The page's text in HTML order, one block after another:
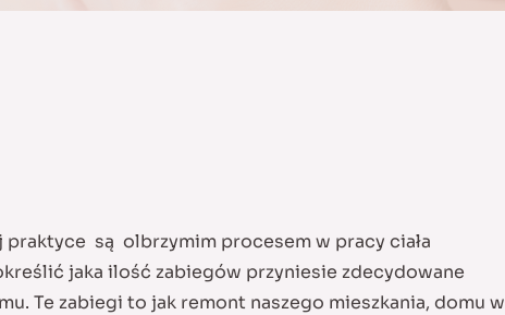
są olbrzymim procesem w pracy ciała
jaka ilość zabiegów przyniesie zdecydowane
Te zabiegi to jak remont naszego mieszkania, domu w